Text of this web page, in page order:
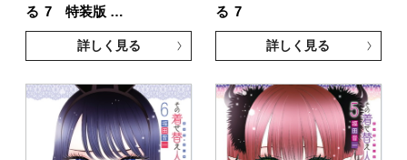
る 7 特装版 …
詳しく見る
る 7
詳しく見る